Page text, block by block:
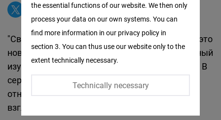
"Свобода: культура как новый мессенджер" -- это
новый проект Москвоского Офиса, посвященный
изучению культурного предпринимательства. В
серии видео и текстов, люди, имеющие
отношение к этой сфере, поделятся своими
взглядами и идеями.
the essential functions of our website. We then only
process your data on our own systems. You can
find more information in our privacy policy in
section 3. You can thus use our website only to the
extent technically necessary.
Technically necessary
Facebook
Embed
Twitter
Embed